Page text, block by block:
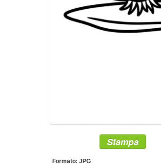
Stampa
Formato: JPG